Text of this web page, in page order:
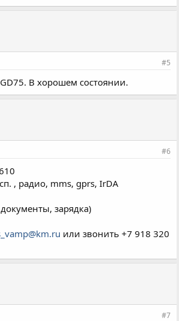
#5
В хорошем состоянии.
#6
, радио, mms, gprs, IrDA
зарядка)
или звонить +7 918 320
#7